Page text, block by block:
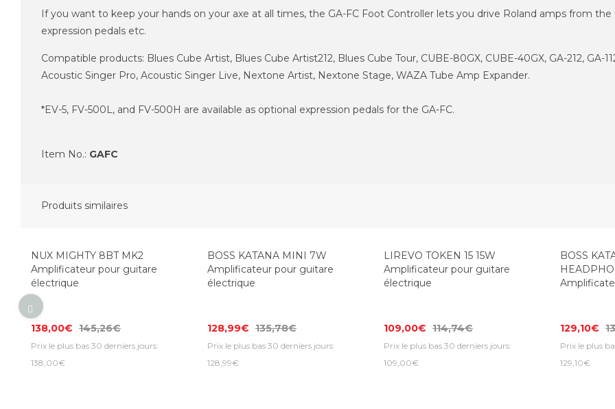
If you want to keep your hands on your axe at all times, the GA-FC Foot Controller lets you drive Roland amps from
expression pedals etc.
Compatible products: Blues Cube Artist, Blues Cube Artist212, Blues Cube Tour, CUBE-80GX, CUBE-40GX, GA-212, GA-
Acoustic Singer Pro, Acoustic Singer Live, Nextone Artist, Nextone Stage, WAZA Tube Amp Expander.
*EV-5, FV-500L, and FV-500H are available as optional expression pedals for the GA-FC.
Item No.: GAFC
Produits similaires
NUX MIGHTY 8BT MK2
Amplificateur pour guitare
électrique
138,00€ 145,26€
Prix le plus bas 30 derniers jours:
138,00€
BOSS KATANA MINI 7W
Amplificateur pour guitare
électrique
128,99€ 135,78€
Prix le plus bas 30 derniers jours:
128,99€
LIREVO TOKEN 15 15W
Amplificateur pour guitare
électrique
109,00€ 114,74€
Prix le plus bas 30 derniers jours:
109,00€
BOSS
129,10€
Prix le plus
129,10€